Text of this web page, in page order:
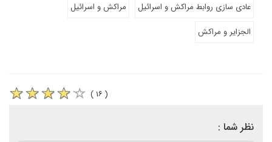
عادی سازی روابط مراکش و اسرائیل
مراکش و اسرائیل
الجزایر و مراکش
( ۱۶ )
نظر شما :